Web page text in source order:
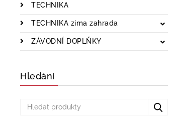
TECHNIKA
TECHNIKA zima zahrada
ZÁVODNÍ DOPLŇKY
Hledání